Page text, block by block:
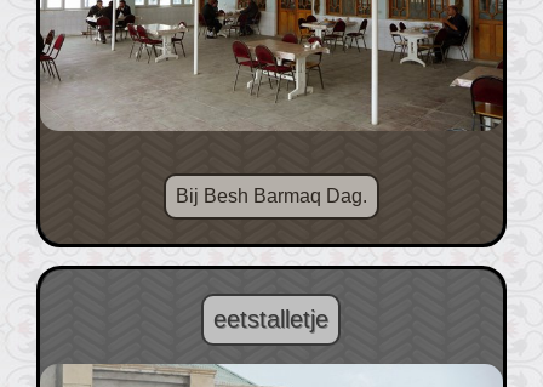
Bij Besh Barmaq Dag.
eetstalletje